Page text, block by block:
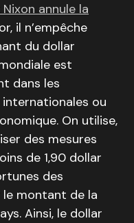
annule la
il n’empêche
du dollar
est
dans les
ou
On utilise,
des mesures
de 1,90 dollar
des
montant de la
Ainsi, le dollar